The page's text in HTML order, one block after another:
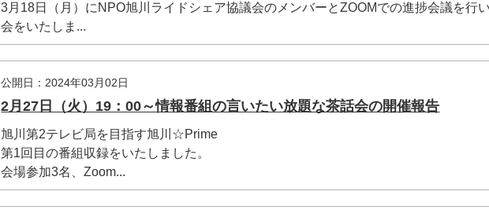
3月18日（月）にNPO旭川ライドシェア協議会のメンバーとZOOMでの進捗会議を行
会をいたしま...
公開日：2024年03月02日
2月27日（火）19：00～情報番組の言いたい放題な茶話会の開催報告
旭川第2テレビ局を目指す旭川☆Prime
第1回目の番組収録をいたしました。
会場参加3名、Zoom...